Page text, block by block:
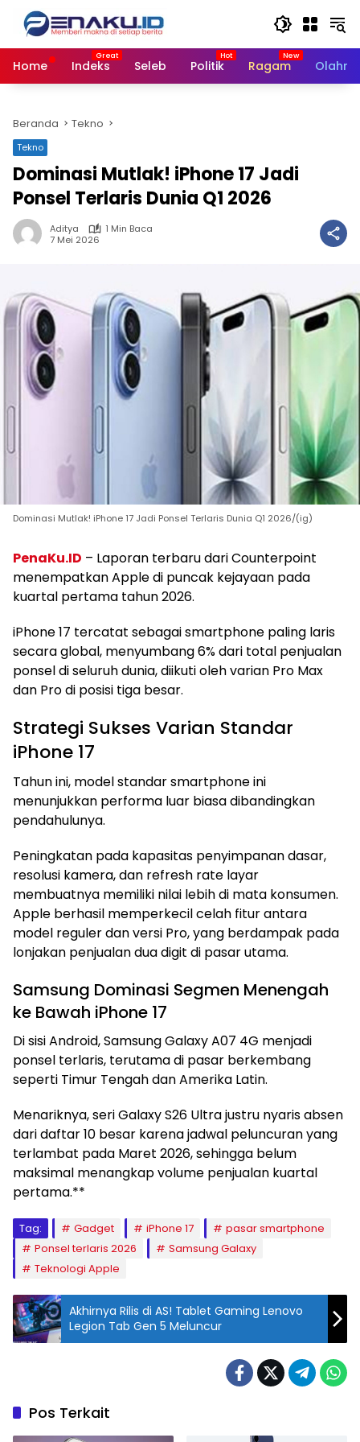
Langsung
konten
Home
Indeks Seleb Politik Ragam
Beranda Tekno
Tekno
Dominasi Mutlak! iPhone 17 Jadi
Ponsel Terlaris Dunia Q1 2026
Aditya
1 Min Baca
7 Mei 2026
Dominasi Mutlak! iPhone 17 Jadi Ponsel Terlaris Dunia Q1 2026/(ig)
PenaKu.ID – Laporan terbaru dari Counterpoint
menempatkan Apple di puncak kejayaan pada
kuartal pertama tahun 2026.
iPhone 17 tercatat sebagai smartphone paling laris
secara global, menyumbang 6% dari total penjualan
ponsel di seluruh dunia, diikuti oleh varian Pro Max
dan Pro di posisi tiga besar.
Strategi Sukses Varian Standar
iPhone 17
Tahun ini, model standar smartphone ini
menunjukkan performa luar biasa dibandingkan
pendahulunya.
Peningkatan pada kapasitas penyimpanan dasar,
resolusi kamera, dan refresh rate layar
membuatnya memiliki nilai lebih di mata konsumen.
Apple berhasil memperkecil celah fitur antara
model reguler dan versi Pro, yang berdampak pada
lonjakan penjualan dua digit di pasar utama.
Samsung Dominasi Segmen Menengah
ke Bawah iPhone 17
Di sisi Android, Samsung Galaxy A07 4G menjadi
ponsel terlaris, terutama di pasar berkembang
seperti Timur Tengah dan Amerika Latin.
Menariknya, seri Galaxy S26 Ultra justru nyaris absen
dari daftar 10 besar karena jadwal peluncuran yang
terlambat pada Maret 2026, sehingga belum
maksimal menangkap volume penjualan kuartal
pertama.**
Tag: Gadget iPhone 17
pasar smartphone
Ponsel terlaris 2026
Samsung Galaxy
Teknologi Apple
Akhirnya Rilis di AS! Tablet Gaming Lenovo
Legion Tab Gen 5 Meluncur
Pos Terkait